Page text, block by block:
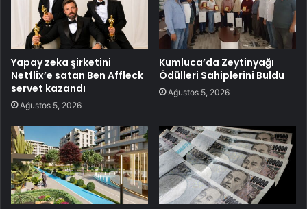
Yapay zeka şirketini
Netflix’e satan Ben Affleck
servet kazandı
Ağustos 5, 2026
Kumluca’da Zeytinyağı
Ödülleri Sahiplerini Buldu
Ağustos 5, 2026